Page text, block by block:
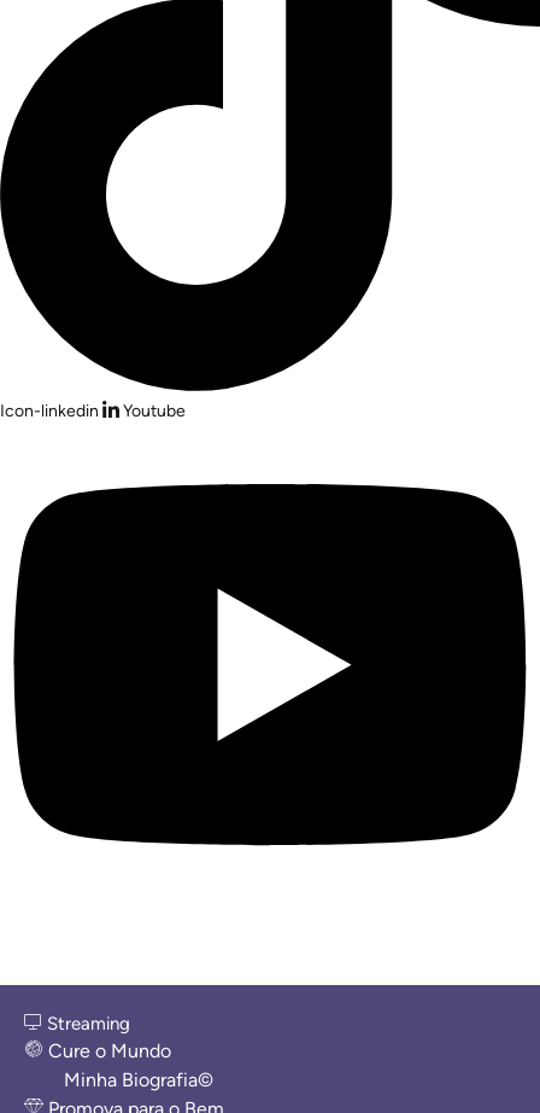
Icon-linkedin Youtube
Streaming
Cure o Mundo
Minha Biografia©
Promova para o Bem